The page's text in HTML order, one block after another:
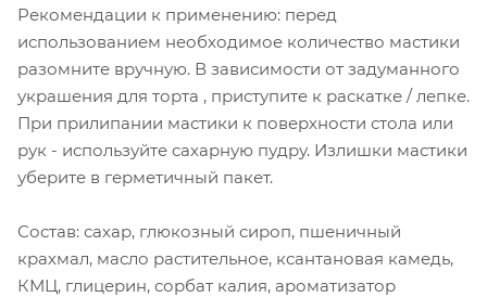
Рекомендации к применению: перед
использованием необходимое количество мастики
разомните вручную. В зависимости от задуманного
украшения для торта , приступите к раскатке / лепке.
При прилипании мастики к поверхности стола или
рук - используйте сахарную пудру. Излишки мастики
уберите в герметичный пакет.
Состав: сахар, глюкозный сироп, пшеничный
крахмал, масло растительное, ксантановая камедь,
КМЦ, глицерин, сорбат калия, ароматизатор